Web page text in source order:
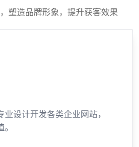
塑造品牌形象，提升获客效果
设计开发各类企业网站，